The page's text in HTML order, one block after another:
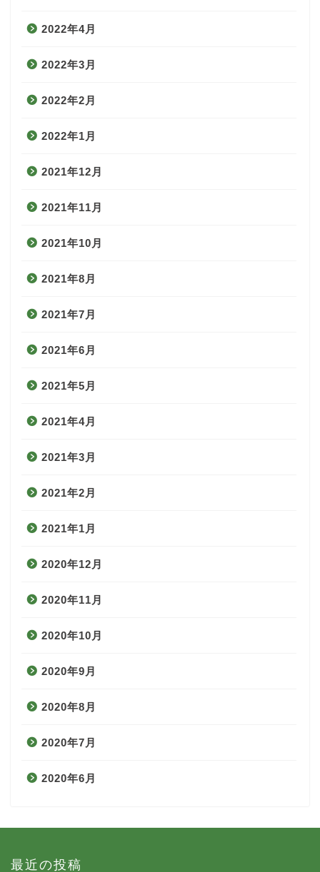
2022年4月
2022年3月
2022年2月
2022年1月
2021年12月
2021年11月
2021年10月
2021年8月
2021年7月
2021年6月
2021年5月
2021年4月
2021年3月
2021年2月
2021年1月
2020年12月
2020年11月
2020年10月
2020年9月
2020年8月
2020年7月
2020年6月
最近の投稿